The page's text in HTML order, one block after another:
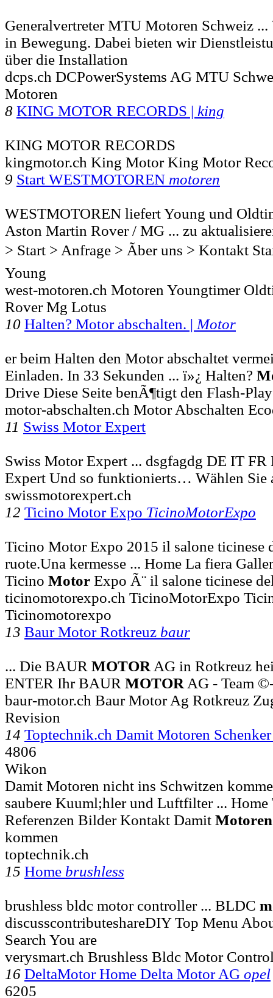
Generalvertreter MTU Motoren Schweiz
in Bewegung. Dabei bieten wir
über die Installation
dcps.ch DCPowerSystems AG MTU
Motoren
8 KING MOTOR RECORDS | king
KING MOTOR RECORDS
kingmotor.ch King Motor King Motor
9 Start WESTMOTOREN motoren
WESTMOTOREN liefert Young und
Aston Martin Rover / MG ... zu
> Start > Anfrage > Ãber uns > Kontakt
Young
west-motoren.ch Motoren Youngtimer
Rover Mg Lotus
10 Halten? Motor abschalten. | Motor
er beim Halten den Motor abschaltet
Einladen. In 33 Sekunden ... ï»¿ Halten?
Drive Diese Seite benÃ¶tigt den Flash-
motor-abschalten.ch Motor Abschalten
11 Swiss Motor Expert
Swiss Motor Expert ... dsgfagdg DE IT
Expert Und so funktionierts… Wählen Sie
swissmotorexpert.ch
12 Ticino Motor Expo TicinoMotorExpo
Ticino Motor Expo 2015 il salone ticinese
ruote.Una kermesse ... Home La fiera
Ticino Motor Expo Ã¨ il salone ticinese
ticinomotorexpo.ch TicinoMotorExpo
Ticinomotorexpo
13 Baur Motor Rotkreuz baur
... Die BAUR MOTOR AG in Rotkreuz
ENTER Ihr BAUR MOTOR AG - Team
baur-motor.ch Baur Motor Ag Rotkreuz
Revision
14 Toptechnik.ch Damit Motoren
4806
Wikon
Damit Motoren nicht ins Schwitzen
saubere Kuuml;hler und Luftfilter ...
Referenzen Bilder Kontakt Damit Motoren
kommen
toptechnik.ch
15 Home brushless
brushless bldc motor controller ... BLDC
discusscontributeshareDIY Top Menu
Search You are
verysmart.ch Brushless Bldc Motor
16 DeltaMotor Home Delta Motor AG opel
6205